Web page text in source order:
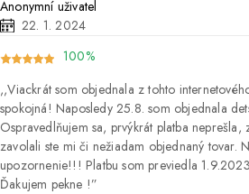
Anonymní uživatel
22. 1. 2024
100%
Viackrát som objednala z tohto
spokojná! Naposledy 25.8. som objednala
Ospravedlňujem sa, prvýkrát platba neprešla,
zavolali ste mi či nežiadam objednaný tovar.
upozornenie!!! Platbu som previedla
Ďakujem pekne !